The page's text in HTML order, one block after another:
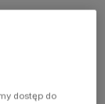
dostęp do